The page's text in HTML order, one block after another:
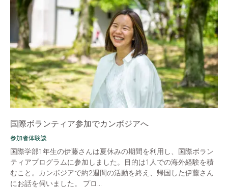
国際ボランティア参加でカンボジアへ
参加者体験談
国際学部1年生の伊藤さんは夏休みの期間を利用し、国際ボラン
ティアプログラムに参加しました。目的は1人での海外経験を積
むこと。カンボジアで約2週間の活動を終え、帰国した伊藤さん
にお話を伺いました。 プロ...